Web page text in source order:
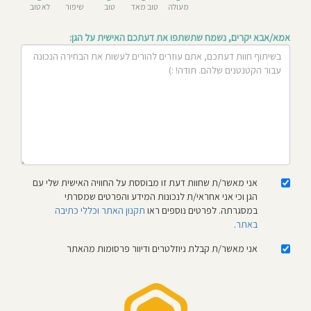
מעולה טוב מאד טוב
שיפור
לא טוב
אמא/אבא יקרים, נשמח שתשתפו את דעתכם האישית על הגן:
אני מאשר/ת שחוות דעת זו מבוססת על החוויה האישית שלי עם
הגן וכי אני אחראי/ת לנכונות המידע והפרטים שמסרתי
במסגרתה. לפרטים נוספים ראו תקנון האתר וכללי כתיבה
באתר.
אני מאשר/ת קבלת ניוזלטרים ודיוור פרסומות מהאתר